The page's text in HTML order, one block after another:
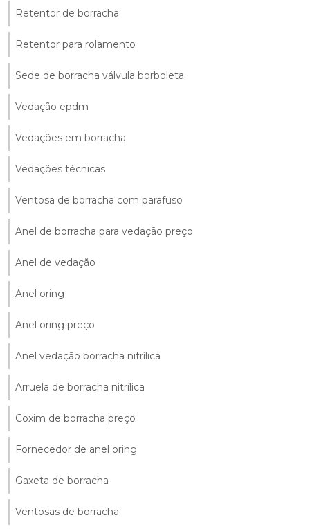
Retentor de borracha
Retentor para rolamento
Sede de borracha válvula borboleta
Vedação epdm
Vedações em borracha
Vedações técnicas
Ventosa de borracha com parafuso
Anel de borracha para vedação preço
Anel de vedação
Anel oring
Anel oring preço
Anel vedação borracha nitrílica
Arruela de borracha nitrílica
Coxim de borracha preço
Fornecedor de anel oring
Gaxeta de borracha
Ventosas de borracha